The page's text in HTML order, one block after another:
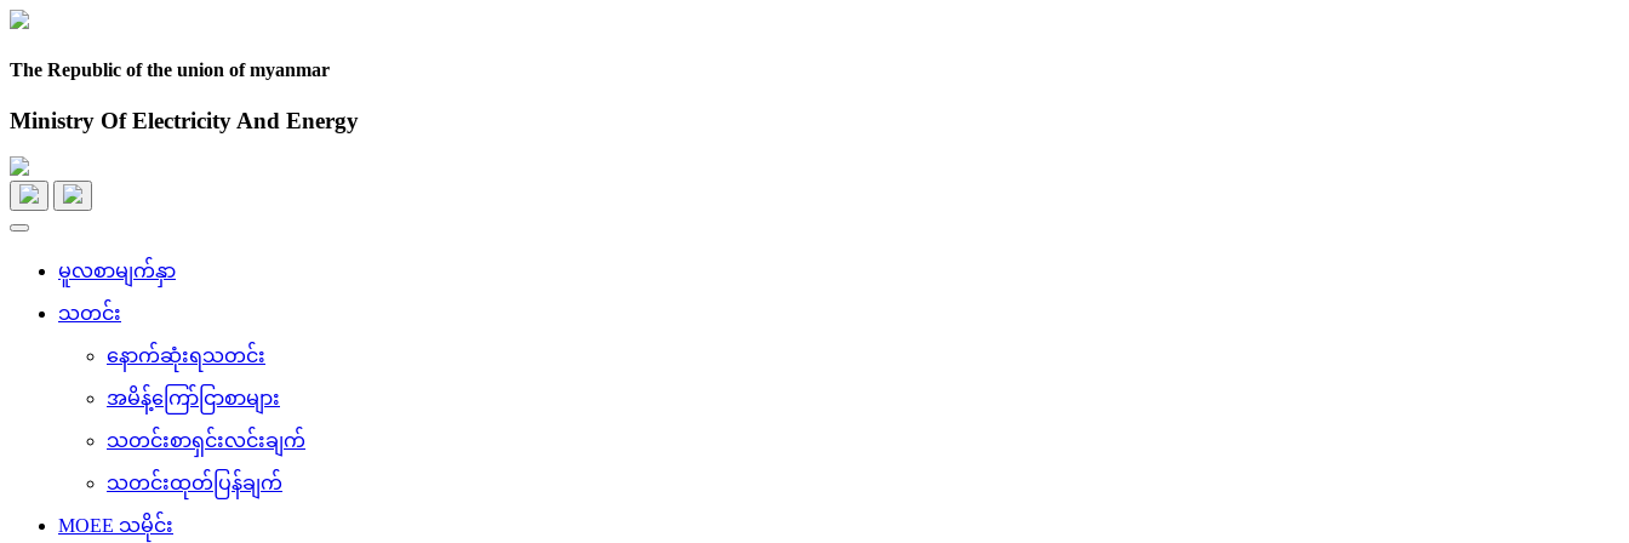
The Republic of the union of myanmar
Ministry Of Electricity And Energy
Toggle
မူလစာမျက်နှာ
သတင်း
နောက်ဆုံးရသတင်း
အမိန့်ကြော်ငြာစာများ
သတင်းစာရှင်းလင်းချက်
သတင်းထုတ်ပြန်ချက်
MOEE သမိုင်း